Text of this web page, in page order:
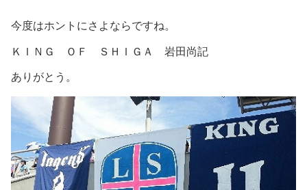
今度はホントにさよならですね。
ＫＩＮＧ ＯＦ ＳＨＩＧＡ 岩田尚記
ありがとう。